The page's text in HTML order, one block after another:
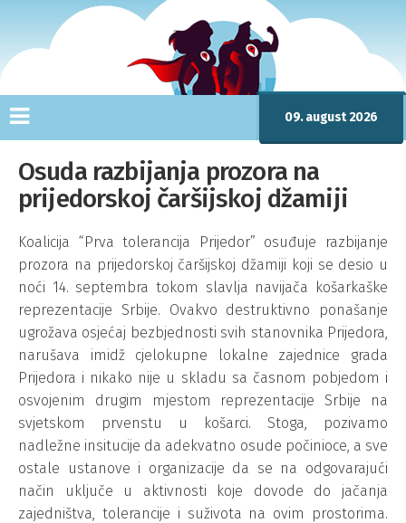
09. august 2026
Osuda razbijanja prozora na
prijedorskoj čaršijskoj džamiji
Koalicija “Prva tolerancija Prijedor” osuđuje razbijanje
prozora na prijedorskoj čaršijskoj džamiji koji se desio u
noći 14. septembra tokom slavlja navijača košarkaške
reprezentacije Srbije. Ovakvo destruktivno ponašanje
ugrožava osjećaj bezbjednosti svih stanovnika Prijedora,
narušava imidž cjelokupne lokalne zajednice grada
Prijedora i nikako nije u skladu sa časnom pobjedom i
osvojenim drugim mjestom reprezentacije Srbije na
svjetskom prvenstu u košarci. Stoga, pozivamo
nadležne insitucije da adekvatno osude počinioce, a sve
ostale ustanove i organizacije da se na odgovarajući
način uključe u aktivnosti koje dovode do jačanja
zajedništva, tolerancije i suživota na ovim prostorima.